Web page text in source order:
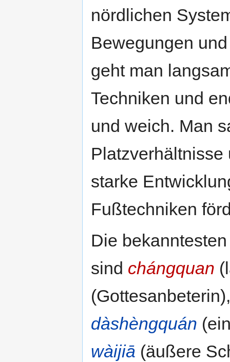
nördlichen
Bewegungen
geht man
Techniken und
und weich. Man
Platzverhältnisse
starke
Fußtechniken
Die
sind chángquan
dàshèngquán
wàijiā (äußere